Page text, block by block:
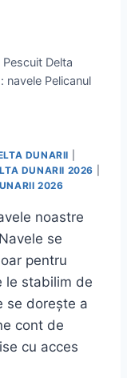
Pescuit Delta
navele Pelicanul
DUNARII
DUNARII 2026
2026
noastre
se
pentru
le stabilim de
se dorește a
cont de
cu acces